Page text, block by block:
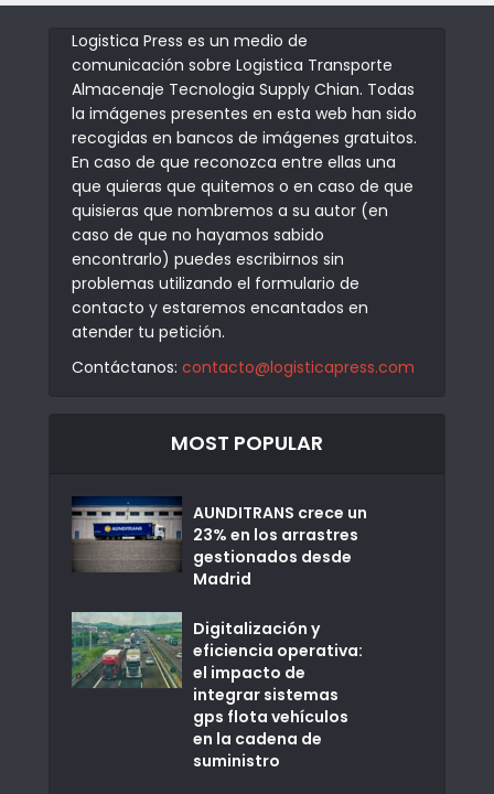
Logistica Press es un medio de
comunicación sobre Logistica Transporte
Almacenaje Tecnologia Supply Chian. Todas
la imágenes presentes en esta web han sido
recogidas en bancos de imágenes gratuitos.
En caso de que reconozca entre ellas una
que quieras que quitemos o en caso de que
quisieras que nombremos a su autor (en
caso de que no hayamos sabido
encontrarlo) puedes escribirnos sin
problemas utilizando el formulario de
contacto y estaremos encantados en
atender tu petición.
Contáctanos: contacto@logisticapress.com
MOST POPULAR
AUNDITRANS crece un
23% en los arrastres
gestionados desde
Madrid
Digitalización y
eficiencia operativa:
el impacto de
integrar sistemas
gps flota vehículos
en la cadena de
suministro